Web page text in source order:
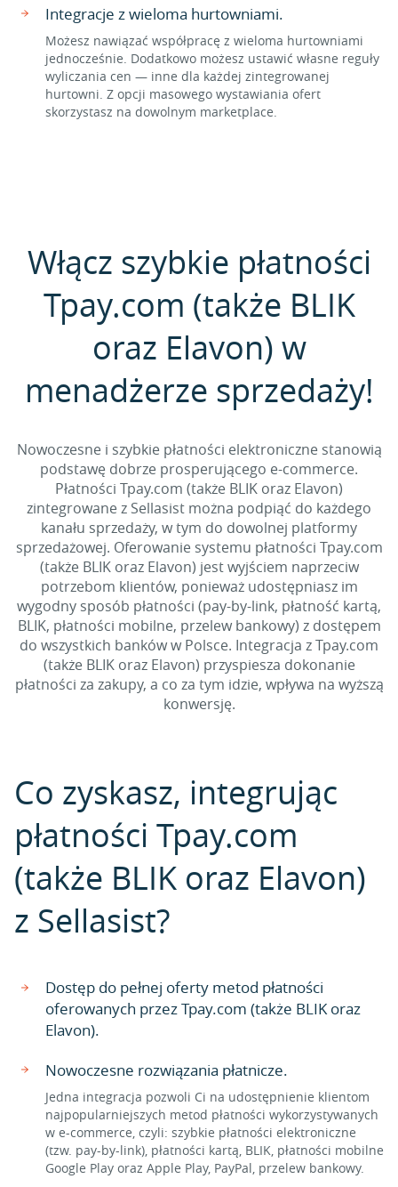
Integracje z wieloma hurtowniami.
Możesz nawiązać współpracę z wieloma hurtowniami
jednocześnie. Dodatkowo możesz ustawić własne reguły
wyliczania cen — inne dla każdej zintegrowanej
hurtowni. Z opcji masowego wystawiania ofert
skorzystasz na dowolnym marketplace.
Włącz szybkie płatności
Tpay.com (także BLIK
oraz Elavon) w
menadżerze sprzedaży!
Nowoczesne i szybkie płatności elektroniczne stanowią
podstawę dobrze prosperującego e-commerce.
Płatności Tpay.com (także BLIK oraz Elavon)
zintegrowane z Sellasist można podpiąć do każdego
kanału sprzedaży, w tym do dowolnej platformy
sprzedażowej. Oferowanie systemu płatności Tpay.com
(także BLIK oraz Elavon) jest wyjściem naprzeciw
potrzebom klientów, ponieważ udostępniasz im
wygodny sposób płatności (pay-by-link, płatność kartą,
BLIK, płatności mobilne, przelew bankowy) z dostępem
do wszystkich banków w Polsce. Integracja z Tpay.com
(także BLIK oraz Elavon) przyspiesza dokonanie
płatności za zakupy, a co za tym idzie, wpływa na wyższą
konwersję.
Co zyskasz, integrując
płatności Tpay.com
(także BLIK oraz Elavon)
z Sellasist?
Dostęp do pełnej oferty metod płatności
oferowanych przez Tpay.com (także BLIK oraz
Elavon).
Nowoczesne rozwiązania płatnicze.
Jedna integracja pozwoli Ci na udostępnienie klientom
najpopularniejszych metod płatności wykorzystywanych
w e-commerce, czyli: szybkie płatności elektroniczne
(tzw. pay-by-link), płatności kartą, BLIK, płatności mobilne
Google Play oraz Apple Play, PayPal, przelew bankowy.